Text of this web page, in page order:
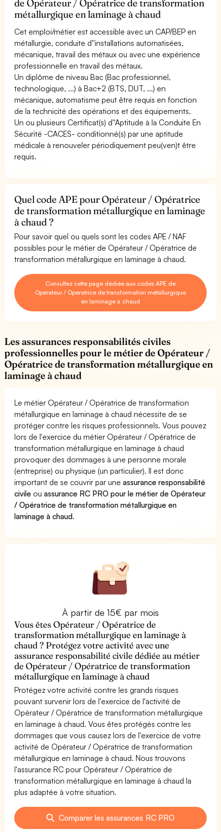
de Opérateur / Opératrice de transformation
métallurgique en laminage à chaud
Cet emploi/métier est accessible avec un CAP/BEP en
métallurgie, conduite d''installations automatisées,
mécanique, travail des métaux ou avec une expérience
professionnelle en travail des métaux.
Un diplôme de niveau Bac (Bac professionnel,
technologique, ...) à Bac+2 (BTS, DUT, ...) en
mécanique, automatisme peut être requis en fonction
de la technicité des opérations et des équipements.
Un ou plusieurs Certificat(s) d''Aptitude à la Conduite En
Sécurité -CACES- conditionné(s) par une aptitude
médicale à renouveler périodiquement peu(ven)t être
requis.
Quel code APE pour Opérateur / Opératrice
de transformation métallurgique en laminage
à chaud ?
Pour savoir quel ou quels sont les codes APE / NAF
possibles pour le métier de Opérateur / Opératrice de
transformation métallurgique en laminage à chaud.
Consultez cette page dédiée aux codes APE de
Opérateur / Opératrice de transformation métallurgique
en laminage à chaud
Les assurances responsabilités civiles
professionnelles pour le métier de Opérateur /
Opératrice de transformation métallurgique en
laminage à chaud
Le métier Opérateur / Opératrice de transformation
métallurgique en laminage à chaud nécessite de se
protéger contre les risques professionnels. Vous pouvez
lors de l'exercice du métier Opérateur / Opératrice de
transformation métallurgique en laminage à chaud
provoquer des dommages à une personne morale
(entreprise) ou physique (un particulier). Il est donc
important de se couvrir par uneassurance responsabilité
civile ouassurance RC PRO pour le métier de Opérateur
/ Opératrice de transformation métallurgique en
laminage à chaud.
À partir de 15€ par mois
Vous êtes Opérateur / Opératrice de
transformation métallurgique en laminage à
chaud ? Protégez votre activité avec une
assurance responsabilité civile dédiée au métier
de Opérateur / Opératrice de transformation
métallurgique en laminage à chaud
Protégez votre activité contre les grands risques
pouvant survenir lors de l'exercice de l'activité de
Opérateur / Opératrice de transformation métallurgique
en laminage à chaud. Vous êtes protégés contre les
dommages que vous causez lors de l'exercice de votre
activité de Opérateur / Opératrice de transformation
métallurgique en laminage à chaud. Nous trouvons
l'assurance RC pour Opérateur / Opératrice de
transformation métallurgique en laminage à chaud la
plus adaptée à votre situation.
Comparer les assurances RC PRO